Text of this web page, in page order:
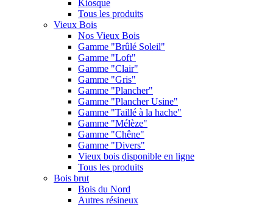
Kiosque
Tous les produits
Vieux Bois
Nos Vieux Bois
Gamme "Brûlé Soleil"
Gamme "Loft"
Gamme "Clair"
Gamme "Gris"
Gamme "Plancher"
Gamme "Plancher Usine"
Gamme "Taillé à la hache"
Gamme "Mélèze"
Gamme "Chêne"
Gamme "Divers"
Vieux bois disponible en ligne
Tous les produits
Bois brut
Bois du Nord
Autres résineux